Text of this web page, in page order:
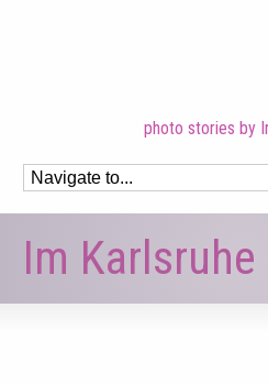
photo stories by
Im Karlsruhe